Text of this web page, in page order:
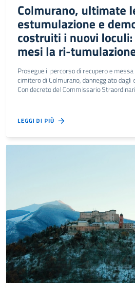
Colmurano, ultimate
estumulazione e
costruiti i nuovi
mesi la ri-
Prosegue il percorso di recupero e
cimitero di Colmurano, danneggiato
Con decreto del Commissario
LEGGI DI PIÙ